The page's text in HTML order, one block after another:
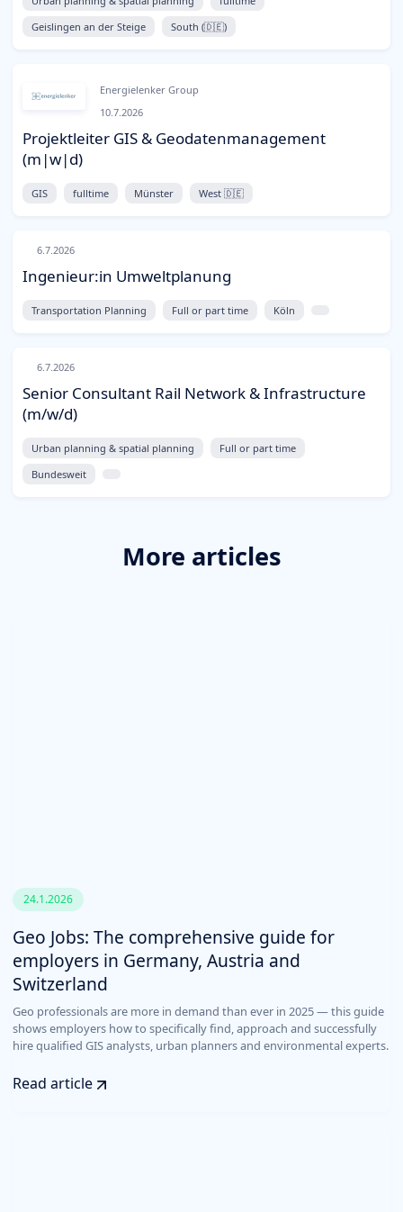
Geislingen an der Steige
South (🇩🇪)
Energielenker Group
10.7.2026
Projektleiter GIS & Geodatenmanagement
(m|w|d)
GIS fulltime Münster West 🇩🇪
6.7.2026
Ingenieur:in Umweltplanung
Transportation Planning Full or part time Köln
6.7.2026
Senior Consultant Rail Network & Infrastructure
(m/w/d)
Urban planning & spatial planning
Full or part time
Bundesweit
More articles
24.1.2026
Geo Jobs: The comprehensive guide for
employers in Germany, Austria and
Switzerland
Geo professionals are more in demand than ever in 2025 — this guide
shows employers how to specifically find, approach and successfully
hire qualified GIS analysts, urban planners and environmental experts.
Read article